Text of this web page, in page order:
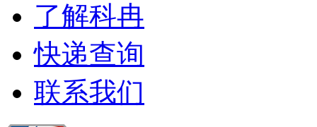
了解科冉
快递查询
联系我们